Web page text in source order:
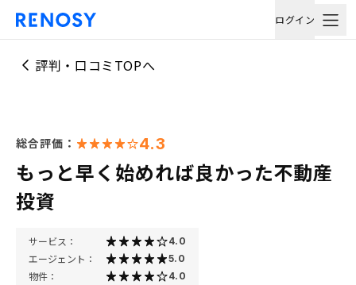
ログイン
評判・口コミTOPへ
総合評価： 4.3
もっと早く始めれば良かった不動産
投資
サービス： 4.0
エージェント： 5.0
物件： 4.0